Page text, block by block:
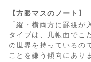
【方眼マスのノート】
「縦・横両方に罫線が
タイプは、几帳面でこ
の世界を持っているの
ことを嫌う傾向にあり